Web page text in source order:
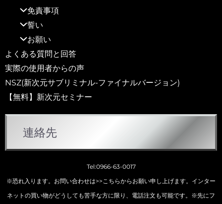
免責事項
誓い
お願い
よくある質問と回答
実際の使用者からの声
NSZ(新次元サブリミナル-ファイナルバージョン)
【無料】新次元セミナー
連絡先
Tel:0966-63-0017
※恐れ入ります。お問い合わせは>>こちらから お願い申し上げます。インター
ネットの買い物がどうしても苦手な方に限り、電話注文も可能です。※先にフ